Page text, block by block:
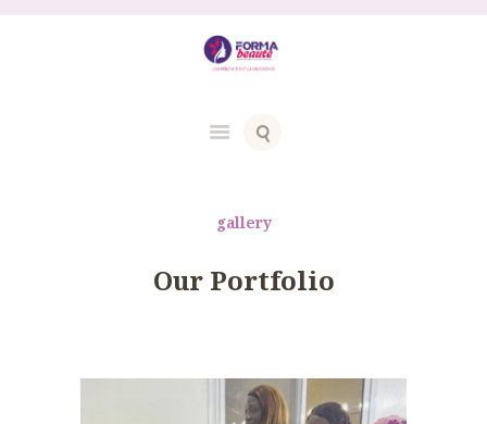
gallery
Our Portfolio